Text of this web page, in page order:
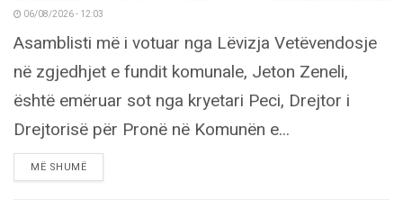
06/08/2026 - 12:03
Asamblisti më i votuar nga Lëvizja Vetëvendosje
në zgjedhjet e fundit komunale, Jeton Zeneli,
është emëruar sot nga kryetari Peci, Drejtor i
Drejtorisë për Pronë në Komunën e...
MË SHUMËDETAILS